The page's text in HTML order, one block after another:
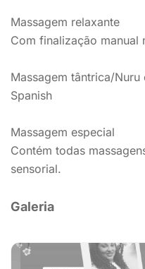
Massagem relaxante
Com finalização manual
Massagem tântrica/
Spanish
Massagem especial
Contém todas
sensorial.
Galeria